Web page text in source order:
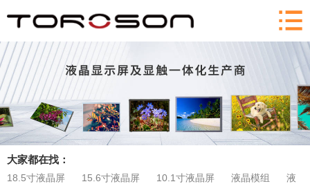
大家都在找：
18.5寸液晶屏 15.6寸液晶屏 10.1寸液晶屏 液晶模组
液